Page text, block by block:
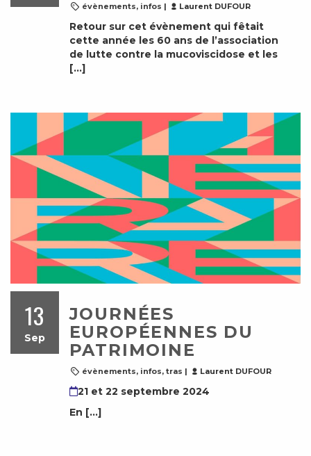
évènements, infos | Laurent DUFOUR
Retour sur cet évènement qui fêtait
cette année les 60 ans de l’association
de lutte contre la mucoviscidose et les
[…]
13
Sep
JOURNÉES
EUROPÉENNES DU
PATRIMOINE
évènements, infos,tras | Laurent DUFOUR
21 et 22 septembre 2024
En […]